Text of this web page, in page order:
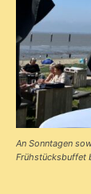
An Sonntagen
Frühstücks­buffet